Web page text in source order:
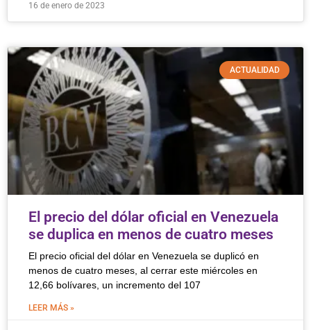
16 de enero de 2023
ACTUALIDAD
El precio del dólar oficial en Venezuela
se duplica en menos de cuatro meses
El precio oficial del dólar en Venezuela se duplicó en
menos de cuatro meses, al cerrar este miércoles en
12,66 bolívares, un incremento del 107
LEER MÁS »